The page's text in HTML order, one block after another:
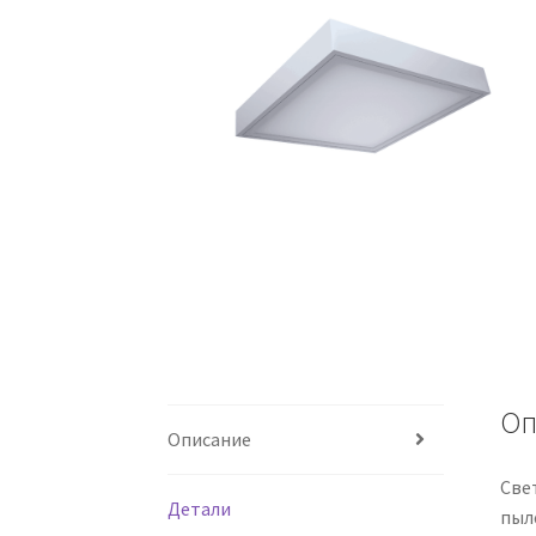
Описание
Детали